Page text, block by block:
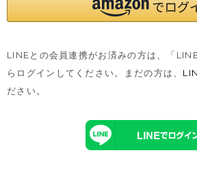
LINEとの会員連携がお済みの方は、「
らログインしてください。まだの方は、
ださい。